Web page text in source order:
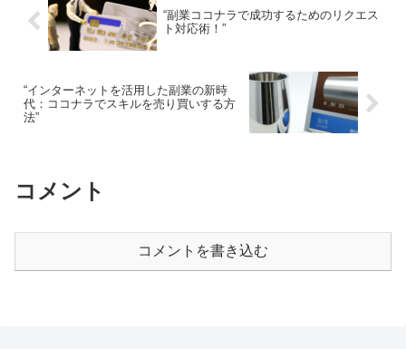
“副業ココナラで成功するためのリクエス
ト対応術！”
“インターネットを活用した副業の新時
代：ココナラでスキルを売り買いする方
法”
コメント
コメントを書き込む